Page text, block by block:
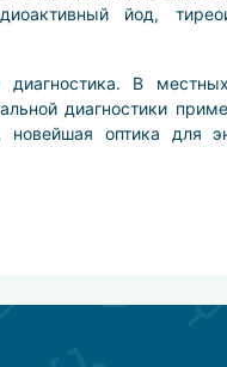
йод,
В
диагностики
оптика для